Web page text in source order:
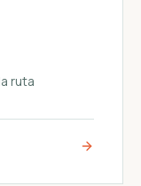
ruta